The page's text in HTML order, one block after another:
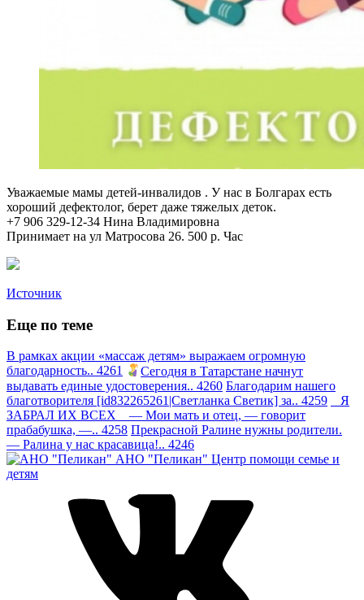
Уважаемые мамы детей-инвалидов . У нас в Болгарах есть
хороший дефектолог, берет даже тяжелых деток.
+7 906 329-12-34 Нина Владимировна
Принимает на ул Матросова 26. 500 р. Час
Источник
Еще по теме
В рамках акции «массаж детям» выражаем огромную
благодарность.. 4261
Сегодня в Татарстане начнут
выдавать единые удостоверения.. 4260 Благодарим нашего
благотворителя [id832265261|Светланка Светик] за.. 4259
Я
ЗАБРАЛ ИХ ВСЕХ — Мои мать и отец, — говорит
прабабушка, —.. 4258 Прекрасной Ралине нужны родители.
— Ралина у нас красавица!.. 4246
АНО "Пеликан" Центр помощи семье и
детям